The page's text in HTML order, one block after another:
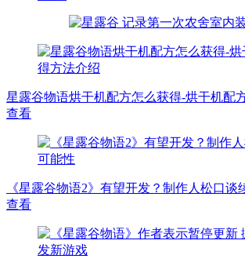
星露谷物语烘干机配方怎么获得-烘干机配
查看
《星露谷物语2》有望开发？制作人松口谈
查看